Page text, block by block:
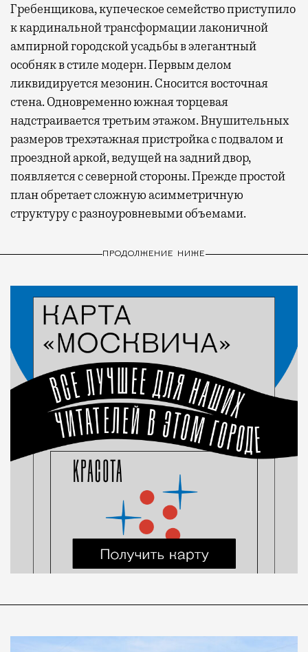
Гребенщикова, купеческое семейство приступило
к кардинальной трансформации лаконичной
ампирной городской усадьбы в элегантный
особняк в стиле модерн. Первым делом
ликвидируется мезонин. Сносится восточная
стена. Одновременно южная торцевая
надстраивается третьим этажом. Внушительных
размеров трехэтажная пристройка с подвалом и
проездной аркой, ведущей на задний двор,
появляется с северной стороны. Прежде простой
план обретает сложную асимметричную
структуру с разноуровневыми объемами.
ПРОДОЛЖЕНИЕ НИЖЕ